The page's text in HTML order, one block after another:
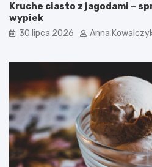
Kruche ciasto z jagodami –
wypiek
30 lipca 2026 Anna